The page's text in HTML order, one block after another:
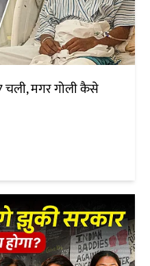
चली, मगर गोली कैसे